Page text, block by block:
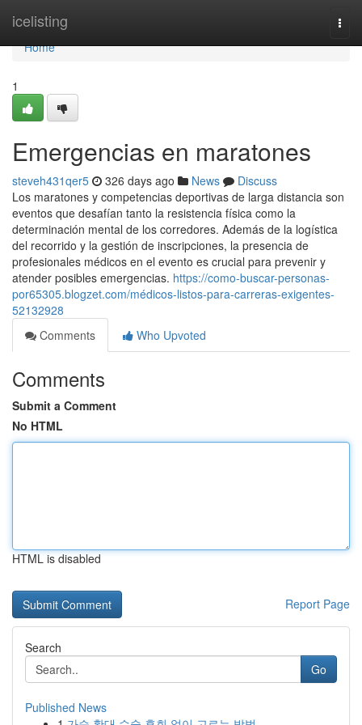
icelisting
Home
Home
1
Emergencias en maratones
steveh431qer5 326 days ago News
Discuss
Los maratones y competencias deportivas de larga distancia son
eventos que desafían tanto la resistencia física como la
determinación mental de los corredores. Además de la logística
del recorrido y la gestión de inscripciones, la presencia de
profesionales médicos en el evento es crucial para prevenir y
atender posibles emergencias. https://como-buscar-personas-
por65305.blogzet.com/médicos-listos-para-carreras-exigentes-
52132928
Comments
Who Upvoted
Comments
Submit a Comment
No HTML
HTML is disabled
Report Page
Search
Go
Published News